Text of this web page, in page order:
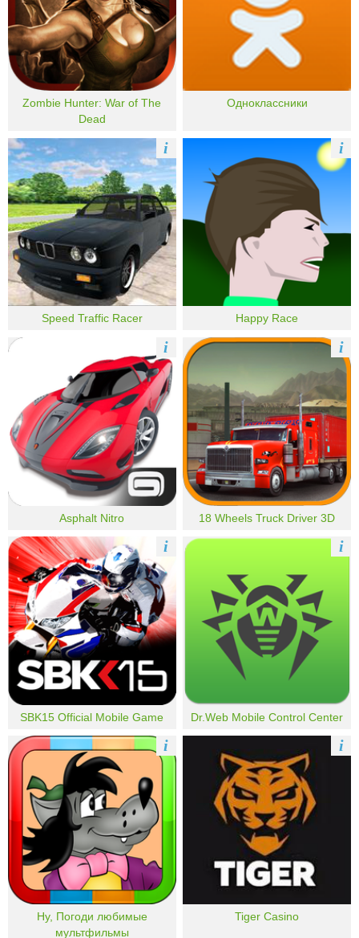
Zombie Hunter: War of The
Dead
Одноклассники
Speed Traffic Racer
i
Happy Race
i
Asphalt Nitro
i
18 Wheels Truck Driver 3D
i
SBK15 Official Mobile Game
i
Dr.Web Mobile Control Center
i
Ну, Погоди любимые
мультфильмы
i
Tiger Casino
i